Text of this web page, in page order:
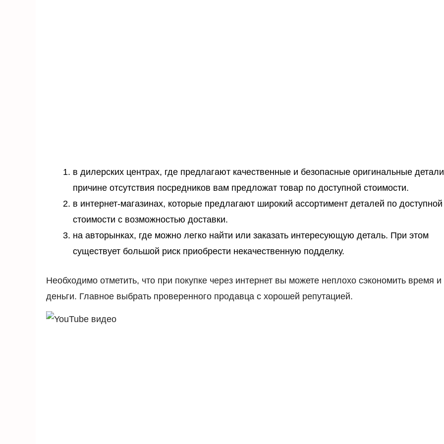
в дилерских центрах, где предлагают качественные и безопасные оригинальные
причине отсутствия посредников вам предложат товар по доступной стоимости.
в интернет-магазинах, которые предлагают широкий ассортимент деталей по доступной
стоимости с возможностью доставки.
на авторынках, где можно легко найти или заказать интересующую деталь. При этом
существует большой риск приобрести некачественную подделку.
Необходимо отметить, что при покупке через интернет вы можете неплохо сэкономить время и
деньги. Главное выбрать проверенного продавца с хорошей репутацией.